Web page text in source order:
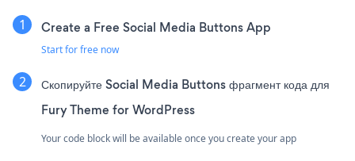
Create a Free Social Media Buttons App
Start for free now
Скопируйте Social Media Buttons фрагмент кода для
Fury Theme for WordPress
Your code block will be available once you create your app